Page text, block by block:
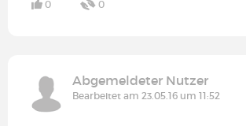
0 0
Abgemeldeter Nutzer
Bearbeitet am 23.05.16 um 11:52